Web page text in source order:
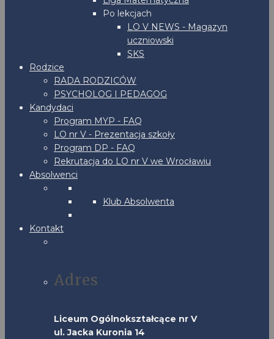
Po lekcjach
LO V NEWS - Magazyn
uczniowski
SKS
Rodzice
RADA RODZICÓW
PSYCHOLOG I PEDAGOG
Kandydaci
Program MYP - FAQ
LO nr V - Prezentacja szkoły
Program DP - FAQ
Rekrutacja do LO nr V we Wrocławiu
Absolwenci
Klub Absolwenta
Kontakt
Adres
Liceum Ogólnokształcące nr V
ul. Jacka Kuronia 14